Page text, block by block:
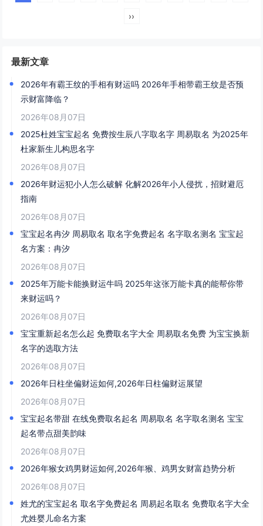
››
最新文章
2026年有霸王纹的手相有财运吗 2026年手相带霸王纹是否预
示财富降临？
2026年08月07日
2025杜姓宝宝起名 免费按生辰八字取名字 周易取名 为2025年
杜家新生儿构思名字
2026年08月07日
2026年财运犯小人怎么破解 化解2026年小人侵扰，招财避厄
指南
2026年08月07日
宝宝起名冉汐 周易取名 取名字免费起名 名字取名测名 宝宝起
名方案：冉汐
2026年08月07日
2025年万能卡能换财运牛吗 2025年这张万能卡真的能帮你带
来财运吗？
2026年08月07日
宝宝重新起名怎么起 免费取名字大全 周易取名免费 为宝宝换新
名字的选取方法
2026年08月07日
2026年日柱坐偏财运如何,2026年日柱偏财运展望
2026年08月07日
宝宝起名带甜 在线免费取名起名 周易取名 名字取名测名 宝宝
起名带点甜美韵味
2026年08月07日
2026年猴女鸡男财运如何,2026年猴、鸡男女财富趋势分析
2026年08月07日
姓尤的宝宝起名 取名字免费起名 周易起名取名 免费取名字大全
尤姓婴儿命名方案